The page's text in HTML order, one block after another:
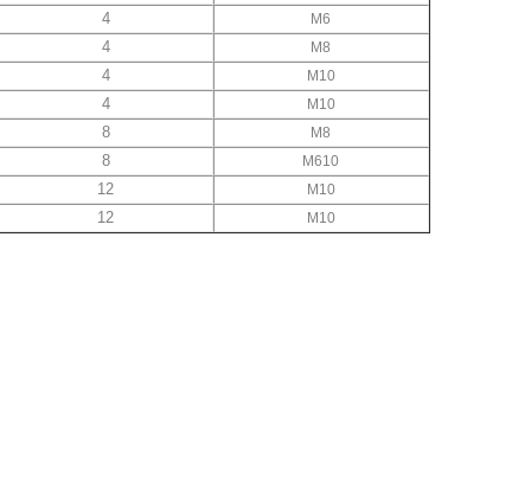
4
M6
4 M8
4 M10
4 M10
8 M8
8 M610
12 M10
12 M10